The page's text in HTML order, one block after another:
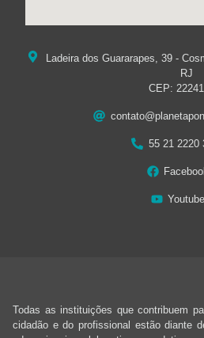
Ladeira dos Guararapes, 39 -
RJ
CEP:
55 21 2220
Youtube
Todas as instituições que contribuem
cidadão e do profissional estão diante